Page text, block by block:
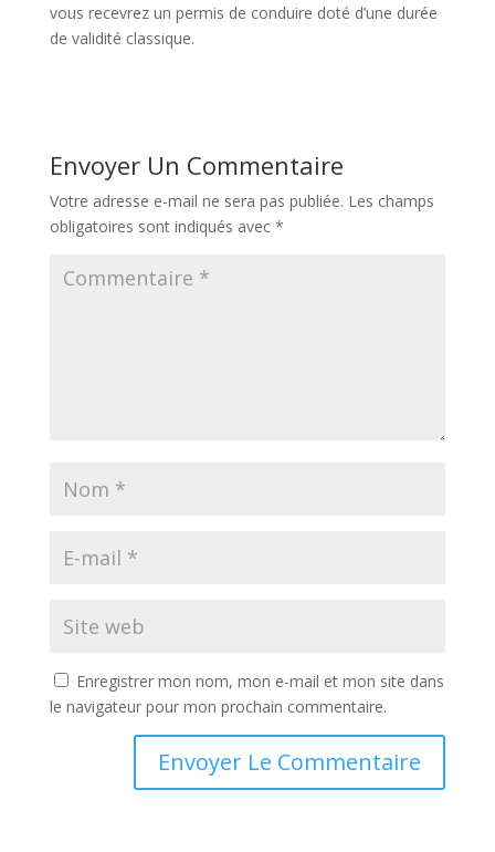
vous recevrez un permis de conduire doté d’une durée
de validité classique.
Envoyer Un Commentaire
Votre adresse e-mail ne sera pas publiée. Les champs
obligatoires sont indiqués avec *
Enregistrer mon nom, mon e-mail et mon site dans
le navigateur pour mon prochain commentaire.